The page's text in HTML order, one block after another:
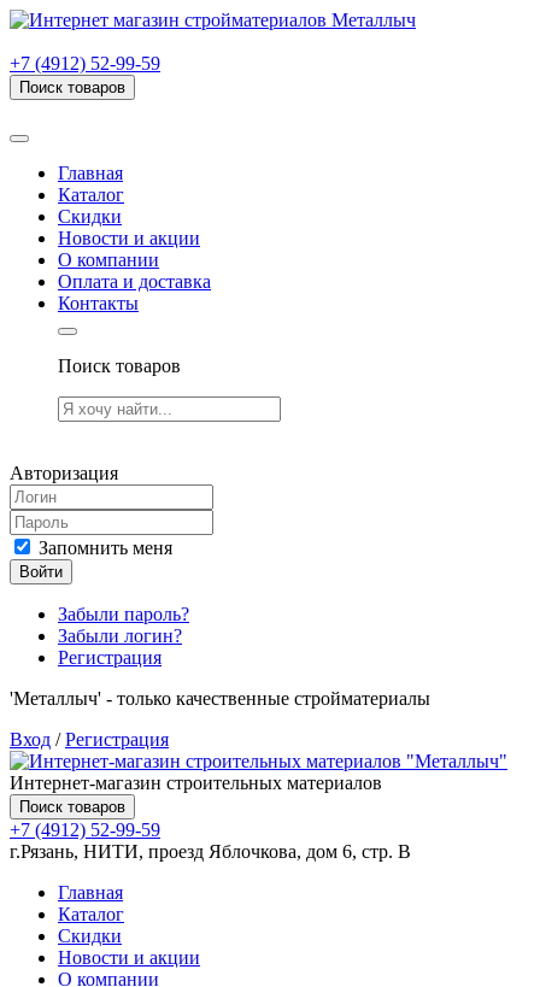
+7 (4912) 52-99-59
Поиск товаров
Главная
Каталог
Скидки
Новости и акции
О компании
Оплата и доставка
Контакты
Поиск товаров
Авторизация
Запомнить меня
Войти
Забыли пароль?
Забыли логин?
Регистрация
'Металлыч' - только качественные стройматериалы
Вход /Регистрация
Интернет-магазин строительных материалов
Поиск товаров
+7 (4912) 52-99-59
г.Рязань, НИТИ, проезд Яблочкова, дом 6, стр. В
Главная
Каталог
Скидки
Новости и акции
О компании